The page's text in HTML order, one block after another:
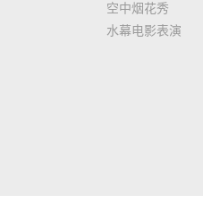
空中烟花秀
水幕电影表演